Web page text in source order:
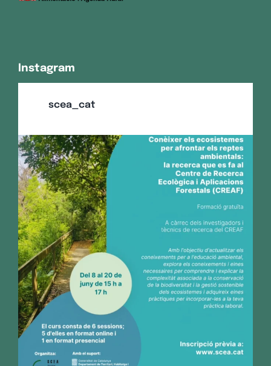
Instagram
scea_cat